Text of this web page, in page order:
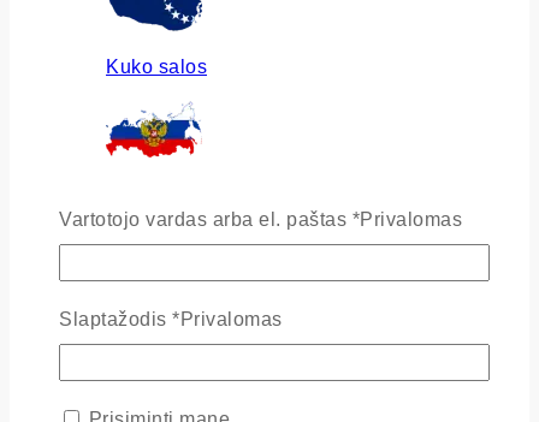
Kuko salos
Vartotojo vardas arba el. paštas *Privalomas
Slaptažodis *Privalomas